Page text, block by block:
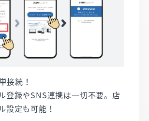
接続！​
登録やSNS連携は一切不要。店
設定も可能！